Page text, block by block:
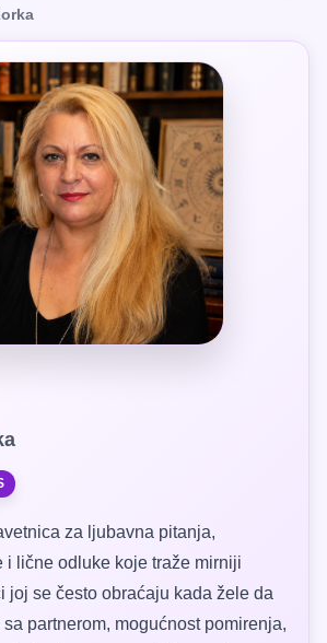
za ljubavna pitanja,
i lične odluke koje traže mirniji
joj se često obraćaju kada žele da
partnerom, mogućnost pomirenja,